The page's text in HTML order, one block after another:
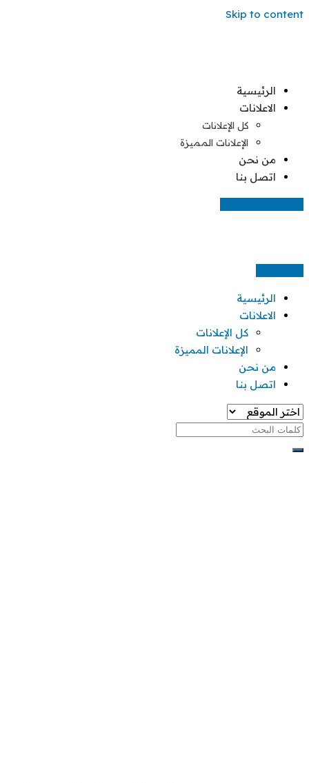
Skip to content
الرئيسية
الاعلانات
كل الإعلانات
الإعلانات المميزة
من نحن
اتصل بنا
الرئيسية
الاعلانات
كل الإعلانات
الإعلانات المميزة
من نحن
اتصل بنا